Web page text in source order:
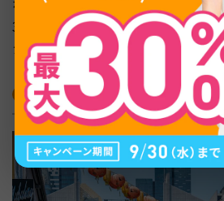
ながらのんびり食事をするのもおす
30分ほどで本格的なビーチリゾート
シンガポールならではの贅沢な楽し
多文化が息づくエスニックタ